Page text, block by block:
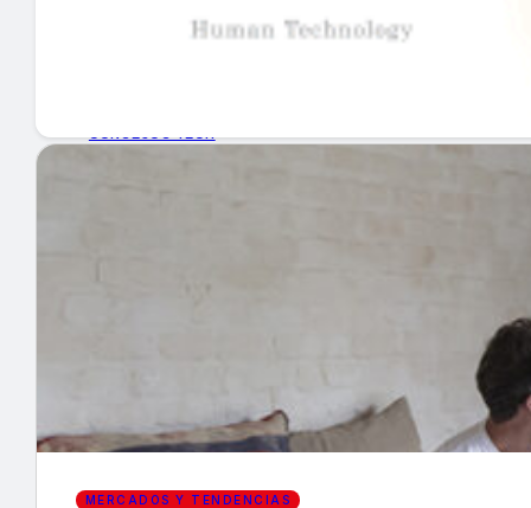
GUÍA DE COMPRA
Encuentra tu noticia
MERCADOS Y TENDENCIAS